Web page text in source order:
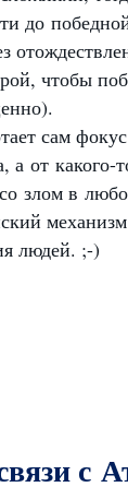
до
чтобы
сам
а от какого-
злом в
людей. ;-)
с